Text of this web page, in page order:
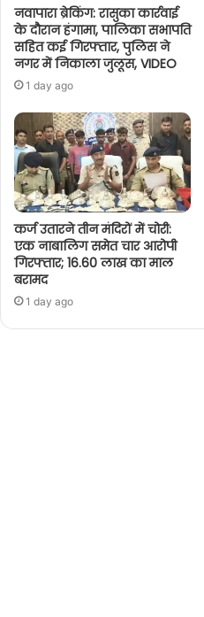
नवापारा ब्रेकिंग: रासुका कार्रवाई
के दौरान हंगामा, पालिका सभापति
सहित कई गिरफ्तार, पुलिस ने
नगर में निकाला जुलूस, VIDEO
1 day ago
कर्ज उतारने तीन मंदिरों में चोरी:
एक नाबालिग समेत चार आरोपी
गिरफ्तार; 16.60 लाख का माल
बरामद
1 day ago